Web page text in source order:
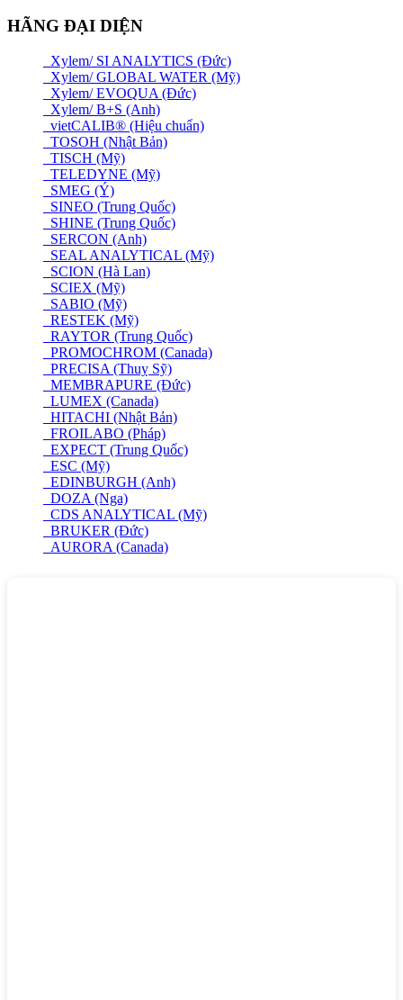
HÃNG ĐẠI DIỆN
Xylem/ SI ANALYTICS (Đức)
Xylem/ GLOBAL WATER (Mỹ)
Xylem/ EVOQUA (Đức)
Xylem/ B+S (Anh)
vietCALIB® (Hiệu chuẩn)
TOSOH (Nhật Bản)
TISCH (Mỹ)
TELEDYNE (Mỹ)
SMEG (Ý)
SINEO (Trung Quốc)
SHINE (Trung Quốc)
SERCON (Anh)
SEAL ANALYTICAL (Mỹ)
SCION (Hà Lan)
SCIEX (Mỹ)
SABIO (Mỹ)
RESTEK (Mỹ)
RAYTOR (Trung Quốc)
PROMOCHROM (Canada)
PRECISA (Thuỵ Sỹ)
MEMBRAPURE (Đức)
LUMEX (Canada)
HITACHI (Nhật Bản)
FROILABO (Pháp)
EXPECT (Trung Quốc)
ESC (Mỹ)
EDINBURGH (Anh)
DOZA (Nga)
CDS ANALYTICAL (Mỹ)
BRUKER (Đức)
AURORA (Canada)